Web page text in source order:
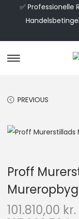
✅ Professionelle
PREVIOUS
Proff
101.810,00 kr.